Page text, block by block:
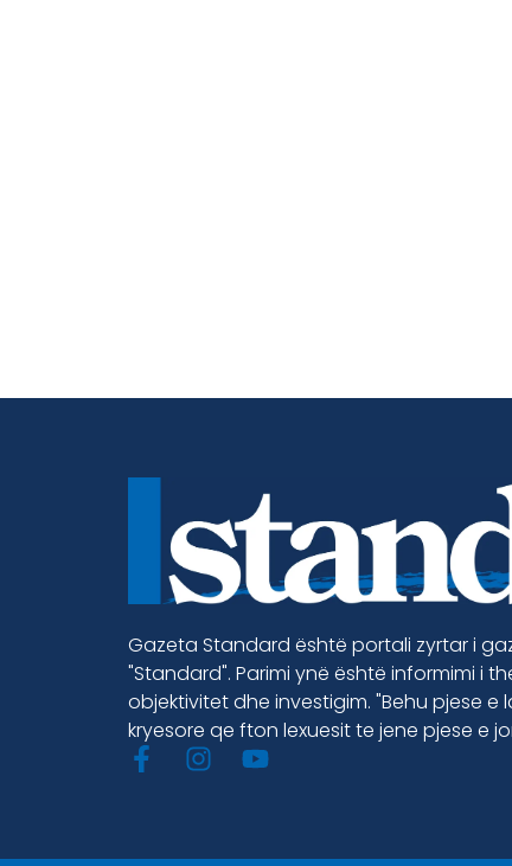
Gazeta Standard është portali zyrtar i
"Standard". Parimi ynë është informimi i
objektivitet dhe investigim. "Behu pjese
kryesore qe fton lexuesit te jene pjese e